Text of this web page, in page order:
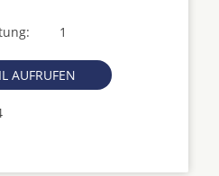
1
AUFRUFEN